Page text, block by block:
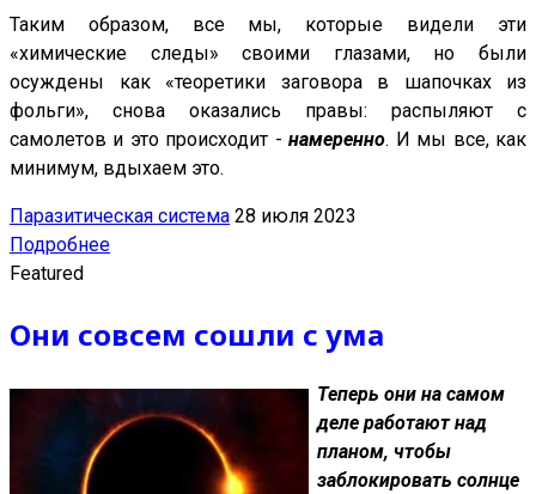
Таким образом, все мы, которые видели эти
«химические следы» своими глазами, но были
осуждены как «теоретики заговора в шапочках из
фольги», снова оказались правы: распыляют с
самолетов и это происходит -намеренно. И мы все, как
минимум, вдыхаем это.
Паразитическая система 28 июля 2023
Подробнее
Featured
Они совсем сошли с ума
Теперь они на самом
деле работают над
планом, чтобы
заблокировать солнце